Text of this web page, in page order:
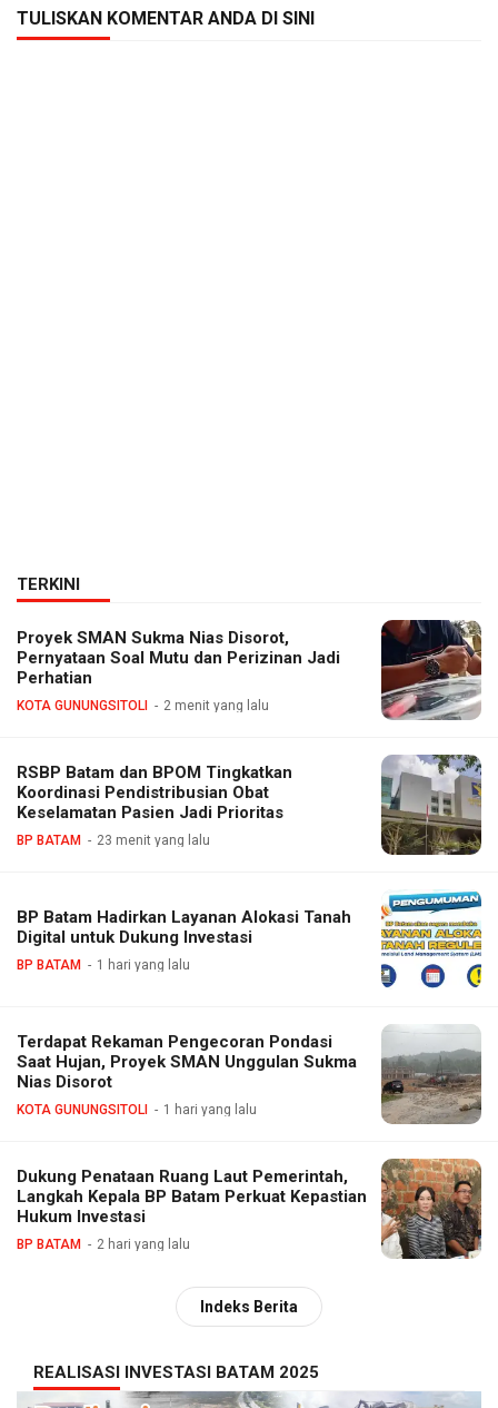
TULISKAN KOMENTAR ANDA DI SINI
TERKINI
Proyek SMAN Sukma Nias Disorot,
Pernyataan Soal Mutu dan Perizinan Jadi
Perhatian
KOTA GUNUNGSITOLI 2 menit yang lalu
RSBP Batam dan BPOM Tingkatkan
Koordinasi Pendistribusian Obat
Keselamatan Pasien Jadi Prioritas
BP BATAM 23 menit yang lalu
BP Batam Hadirkan Layanan Alokasi Tanah
Digital untuk Dukung Investasi
BP BATAM 1 hari yang lalu
Terdapat Rekaman Pengecoran Pondasi
Saat Hujan, Proyek SMAN Unggulan Sukma
Nias Disorot
KOTA GUNUNGSITOLI 1 hari yang lalu
Dukung Penataan Ruang Laut Pemerintah,
Langkah Kepala BP Batam Perkuat Kepastian
Hukum Investasi
BP BATAM 2 hari yang lalu
Indeks Berita
REALISASI INVESTASI BATAM 2025